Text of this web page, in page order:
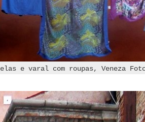
e varal com roupas, Veneza